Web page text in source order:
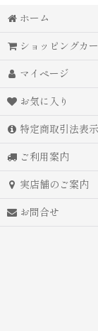
ホーム
ショッピングカ
マイページ
お気に入り
特定商取引法表示
ご利用案内
実店舗のご案内
お問合せ